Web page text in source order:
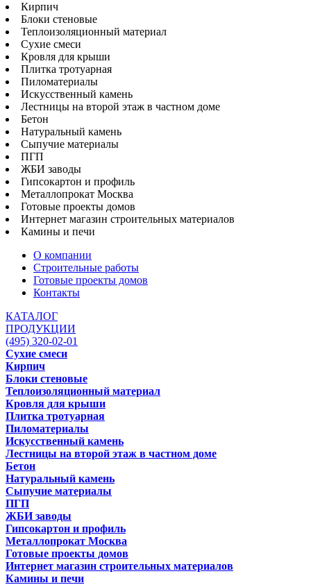
Кирпич
Блоки стеновые
Теплоизоляционный материал
Сухие смеси
Кровля для крыши
Плитка тротуарная
Пиломатериалы
Искусственный камень
Лестницы на второй этаж в частном доме
Бетон
Натуральный камень
Сыпучие материалы
ПГП
ЖБИ заводы
Гипсокартон и профиль
Металлопрокат Москва
Готовые проекты домов
Интернет магазин строительных материалов
Камины и печи
О компании
Строительные работы
Готовые проекты домов
Контакты
КАТАЛОГ
ПРОДУКЦИИ
(495) 320-02-01
Сухие смеси
Кирпич
Блоки стеновые
Теплоизоляционный материал
Кровля для крыши
Плитка тротуарная
Пиломатериалы
Искусственный камень
Лестницы на второй этаж в частном доме
Бетон
Натуральный камень
Сыпучие материалы
ПГП
ЖБИ заводы
Гипсокартон и профиль
Металлопрокат Москва
Готовые проекты домов
Интернет магазин строительных материалов
Камины и печи